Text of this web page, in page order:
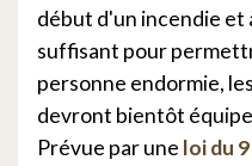
début d'un incendie et
suffisant pour
personne endormie,
devront bientôt
Prévue par une loi du